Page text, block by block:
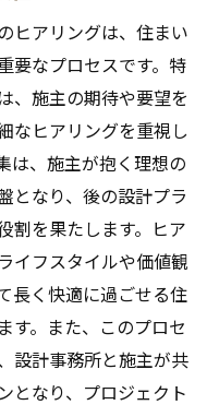
ヒアリングは、住まい
要なプロセスです。特
、施主の期待や要望を
なヒアリングを重視し
は、施主が抱く理想の
となり、後の設計プラ
割を果たします。ヒア
イフスタイルや価値観
長く快適に過ごせる住
す。また、このプロセ
設計事務所と施主が共
となり、プロジェクト